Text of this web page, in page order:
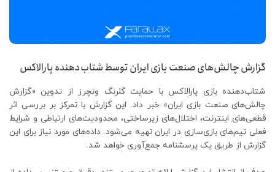
گزارش چالش‌های صنعت بازی ایران توسط شتاب‌دهنده پارالاکس
شتاب‌دهنده بازی پارالاکس با حمایت گلرنگ ونچرز از تدوین «گزارش
چالش‌های صنعت بازی ایران» خبر داد. این گزارش با تمرکز بر بررسی اثر
قطعی‌های اینترنت، اختلال‌های زیرساختی، محدودیت‌های ارتباطی و شرایط
فعلی تیم‌های بازی‌سازی در ایران تهیه می‌شود. داده‌های مورد نیاز برای این
گزارش از طریق یک پرسشنامه جمع‌آوری خواهد شد.